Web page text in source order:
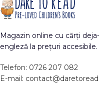
Magazin online cu cărți
engleză la prețuri accesibile.
Telefon: 0726 207 082
E-mail: